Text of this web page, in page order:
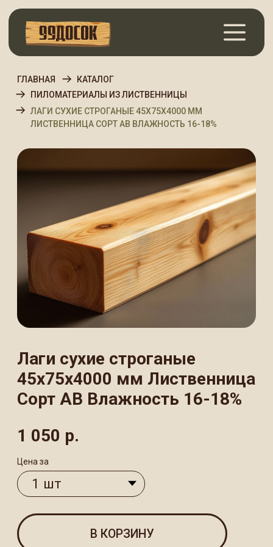
ЛАГИ СУХИЕ СТРОГАНЫЕ 45Х75Х4000 ММ
КАТАЛОГ
ГЛАВНАЯ
Лаги сухие строганые
45х75х4000 мм Лиственница
Сорт АВ Влажность 16-18%
Цена за
В КОРЗИНУ
мм из лиственницы —
высококачественный пиломатериал
Идеально ровные и прочные брусы
предназначены для устройства полов,
монтажа обрешётки и создания
каркасных конструкций. Благодаря
природным свойствам лиственницы
и устойчивостью к влаге, что гарантирует
долговечность и стабильность
конструкции.